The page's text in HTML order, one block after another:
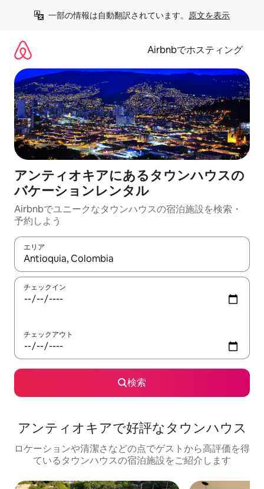
一部の情報は自動翻訳されています。 原文を表示
Airbnbでホスティング
アンティオキアにあるタウンハウスの
バケーションレンタル
Airbnbでユニークなタウンハウスの宿泊施設を検索・
予約しよう
エリア
検索結果が表示されたら、上下の矢印キーを使って移動するか
チェックイン
チェックアウト
検索
アンティオキアで好評なタウンハウス
ロケーションや清潔さなどの点でゲストから高評価を得
ているタウンハウスの宿泊施設をご紹介します